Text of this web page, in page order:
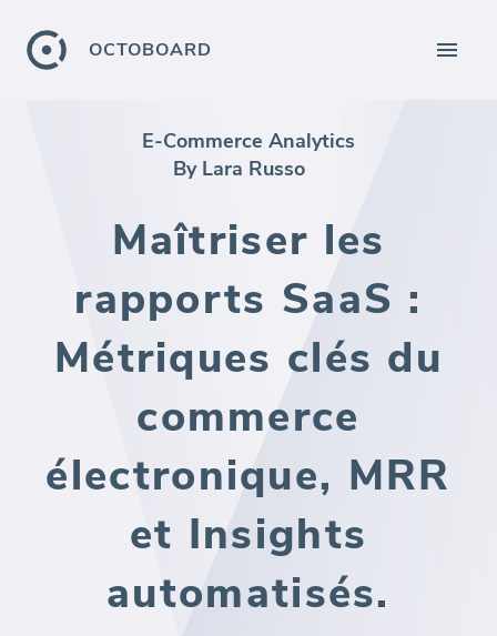
OCTOBOARD
E-Commerce Analytics
By Lara Russo
Maîtriser les
rapports SaaS :
Métriques clés du
commerce
électronique, MRR
et Insights
automatisés.